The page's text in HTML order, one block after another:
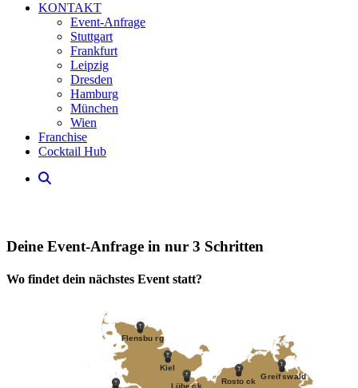
KONTAKT
Event-Anfrage
Stuttgart
Frankfurt
Leipzig
Dresden
Hamburg
München
Wien
Franchise
Cocktail Hub
Deine Event-Anfrage in nur 3 Schritten
Wo findet dein nächstes Event statt?
Greifswald
Lübe ck
Kiel
Flensbu rg
Rosto ck